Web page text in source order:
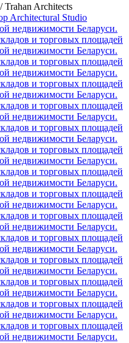
Architects
Architectural Studio
недвижимости Беларуси.
и торговых площадей
недвижимости Беларуси.
и торговых площадей
недвижимости Беларуси.
и торговых площадей
недвижимости Беларуси.
и торговых площадей
недвижимости Беларуси.
и торговых площадей
недвижимости Беларуси.
и торговых площадей
недвижимости Беларуси.
и торговых площадей
недвижимости Беларуси.
и торговых площадей
недвижимости Беларуси.
и торговых площадей
недвижимости Беларуси.
и торговых площадей
недвижимости Беларуси.
и торговых площадей
недвижимости Беларуси.
и торговых площадей
недвижимости Беларуси.
и торговых площадей
недвижимости Беларуси.
и торговых площадей
недвижимости Беларуси.